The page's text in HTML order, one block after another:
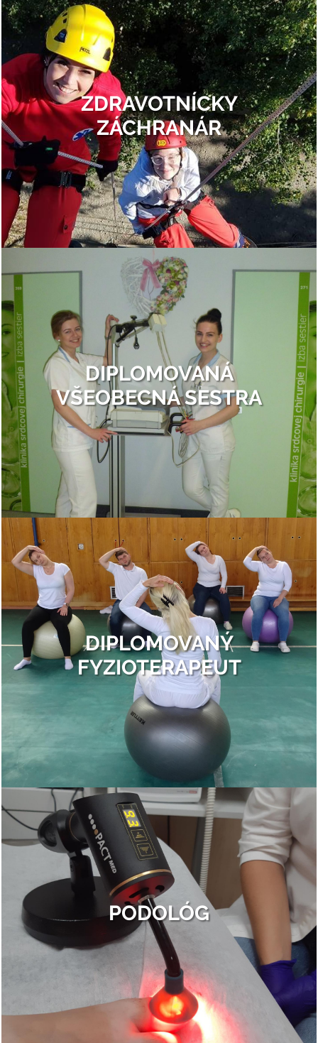
ZDRAVOTNÍCKY
ZÁCHRANÁR
DIPLOMOVANÁ
VŠEOBECNÁ SESTRA
DIPLOMOVANÝ
FYZIOTERAPEUT
PODOLÓG